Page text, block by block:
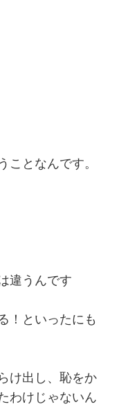
ことなんです。
違うんです
！といったにも
け出し、恥をか
わけじゃないん